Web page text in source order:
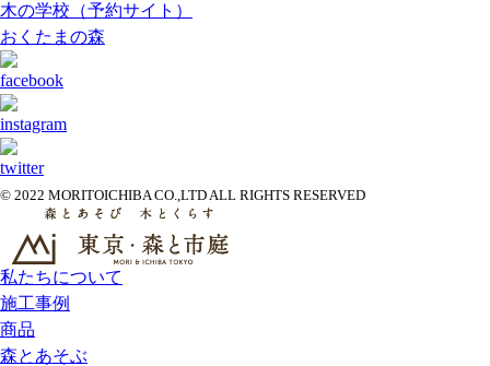
木の学校（予約サイト）
おくたまの森
© 2022 MORITOICHIBA CO.,LTD ALL RIGHTS RESERVED
私たちについて
施工事例
商品
森とあそぶ